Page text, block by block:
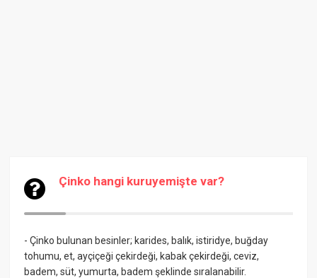
Çinko hangi kuruyemişte var?
- Çinko bulunan besinler; karides, balık, istiridye, buğday
tohumu, et, ayçiçeği çekirdeği, kabak çekirdeği, ceviz,
badem, süt, yumurta, badem şeklinde sıralanabilir.